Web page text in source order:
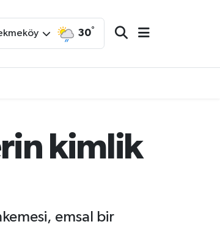
30°
kimlik
emsal bir